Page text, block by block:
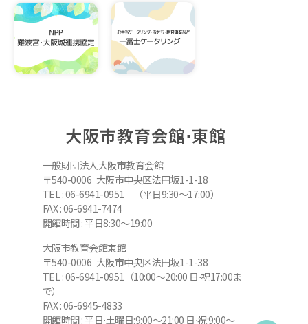
大阪市教育会館⋅東館
一般財団法人大阪市教育会館
〒540-0006 大阪市中央区法円坂1-1-18
TEL : 06-6941-0951 （平日9:30～17:00）
FAX : 06-6941-7474
開館時間 : 平日8:30～19:00
大阪市教育会館東館
〒540-0006 大阪市中央区法円坂1-1-38
TEL : 06-6941-0951（10:00～20:00 日⋅祝17:00ま
で）
FAX : 06-6945-4833
開館時間 : 平日⋅土曜日:9:00～21:00 日⋅祝:9:00～